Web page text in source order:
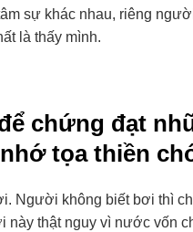
sự khác nhau, riêng
là thấy mình.
chứng đạt
tọa thiền
Người không biết bơi thì
này thật nguy vì nước vốn